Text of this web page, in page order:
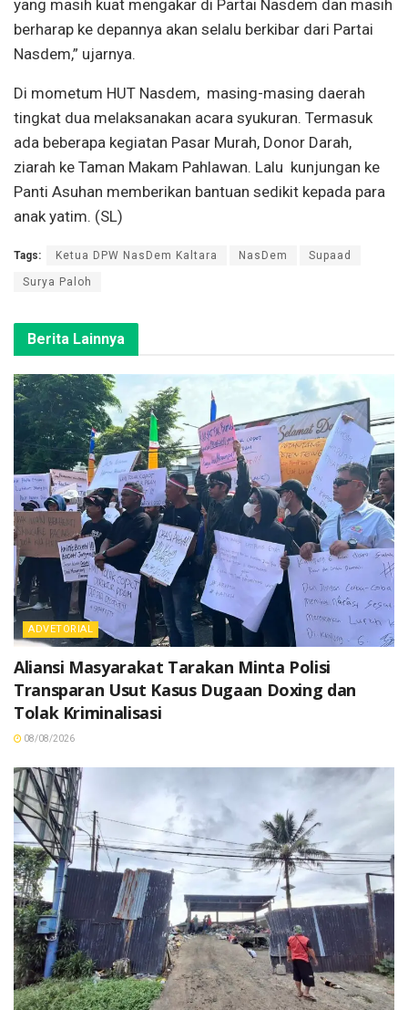
yang masih kuat mengakar di Partai Nasdem dan masih
berharap ke depannya akan selalu berkibar dari Partai
Nasdem,” ujarnya.
Di mometum HUT Nasdem, masing-masing daerah
tingkat dua melaksanakan acara syukuran. Termasuk
ada beberapa kegiatan Pasar Murah, Donor Darah,
ziarah ke Taman Makam Pahlawan. Lalu kunjungan ke
Panti Asuhan memberikan bantuan sedikit kepada para
anak yatim. (SL)
Tags: Ketua DPW NasDem Kaltara NasDem Supaad
Surya Paloh
Berita Lainnya
ADVETORIAL
Aliansi Masyarakat Tarakan Minta Polisi
Transparan Usut Kasus Dugaan Doxing dan
Tolak Kriminalisasi
08/08/2026